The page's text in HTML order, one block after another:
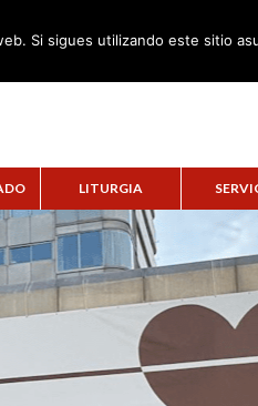
LITURGIA
Si sigues utilizando este sitio